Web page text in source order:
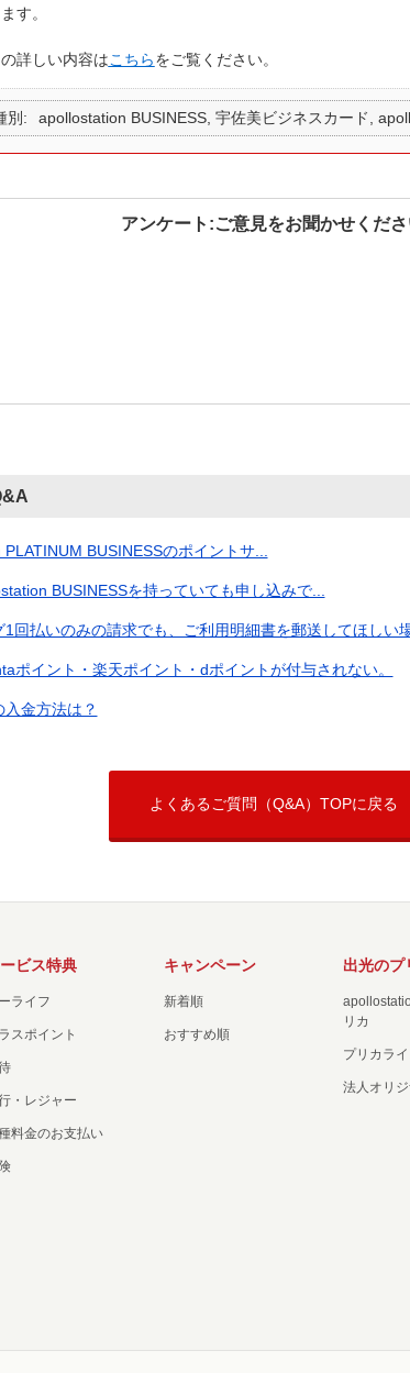
す。
詳しい内容はこちらをご覧ください。
別 apollostation BUSINESS, 宇佐美ビジネスカード,
アンケート:ご意見をお聞かせくだ
BUSINESSのポイントサ...
BUSINESSを持っていても申し込みで...
1回払いのみの請求でも、ご利用明細書を郵送してほしい
ポイント・楽天ポイント・dポイントが付与されない。
入金方法は？
よくあるご質問（Q&A）TOPに戻る
ビス特典
ライフ
スポイント
・レジャー
料金のお支払い
キャンペーン
新着順
おすすめ順
出光のプ
リカ
プリカラ
法人オリ